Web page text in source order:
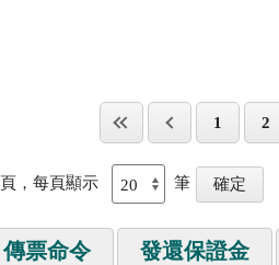
1 2
頁，每頁顯示 筆
傳票命令 發還保證金